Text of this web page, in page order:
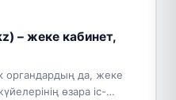
– жеке кабинет,
органдардың да, жеке
өзара іс-